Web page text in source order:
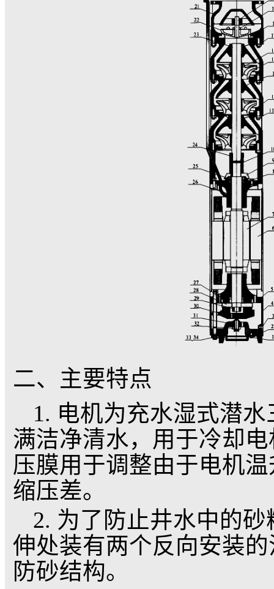
结
井用潜水泵的水泵
轮、导流壳、橡胶轴
井用潜水泵的潜水
推轴承、推力盘、下
子、上导轴承座、甩